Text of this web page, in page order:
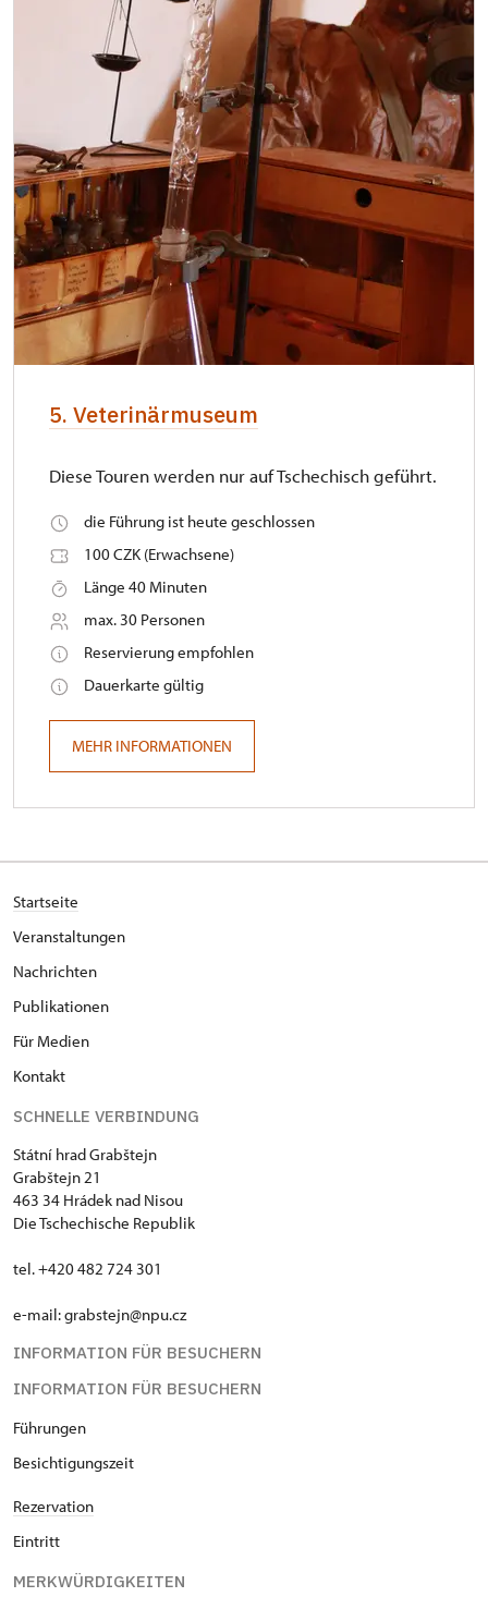
5. Veterinärmuseum
Diese Touren werden nur auf Tschechisch geführt.
die Führung ist heute geschlossen
100 CZK (Erwachsene)
Länge 40 Minuten
max. 30 Personen
Reservierung empfohlen
Dauerkarte gültig
MEHR INFORMATIONEN
Startseite
Veranstaltungen
Nachrichten
Publikationen
Für Medien
Kontakt
SCHNELLE VERBINDUNG
Státní hrad Grabštejn
Grabštejn 21
463 34 Hrádek nad Nisou
Die Tschechische Republik
tel. +420 482 724 301
e-mail: grabstejn@npu.cz
INFORMATION FÜR BESUCHERN
INFORMATION FÜR BESUCHERN
Führungen
Besichtigungszeit
Rezervation
Eintritt
MERKWÜRDIGKEITEN